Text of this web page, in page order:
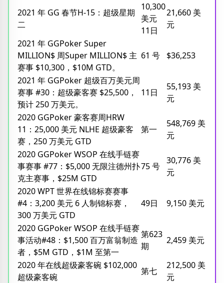
2021 年 GG 春节H-15：超级星期
二
10,300
美元
11日
21,660 美
元
2021 年 GGPoker Super
MILLION$ 周Super MILLION$ 主
赛事 $10,300，$10M GTD。
61 号 $36,253
2021 年 GGPoker 超级百万美元周
赛事 #30：超级豪客赛 $25,500，
预计 250 万美元。
11日
55,193 美
元
2020 GGPoker 豪客赛周HRW
11：25,000 美元 NLHE 超级豪客
赛，250 万美元 GTD
第一
548,769 美
元
2020 GGPoker WSOP 在线手链赛
事赛事 #77：$5,000 无限注德州扑
克主赛事，$25M GTD
75 号
30,776 美
元
2020 WPT 世界在线锦标赛赛事
#4：3,200 美元 6 人制锦标赛，
300 万美元 GTD
49日 9,150 美元
2020 GGPoker WSOP 在线手链赛
事活动#48：$1,500 百万富翁制造
者，$5M GTD，$1M 至第一
第623
期
2,459 美元
2020 年在线超级豪客碗 $102,000
超级豪客碗
第七
212,500 美
元